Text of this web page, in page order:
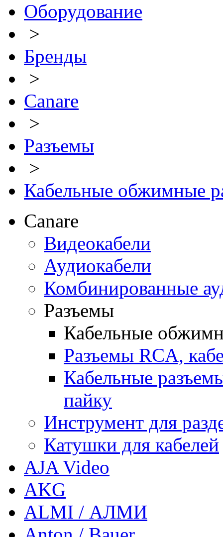
Оборудование
>
Бренды
>
Canare
>
Разъемы
>
Кабельные обжимные
Canare
Видеокабели
Аудиокабели
Комбинированные
Разъемы
Кабельные
Разъемы RCA,
Кабельные
пайку
Инструмент для
Катушки для кабелей
AJA Video
AKG
ALMI / АЛМИ